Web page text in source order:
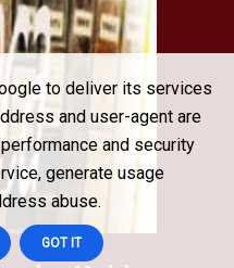
to deliver its services
and user-agent are
and security
generate usage
abuse.
GOT IT